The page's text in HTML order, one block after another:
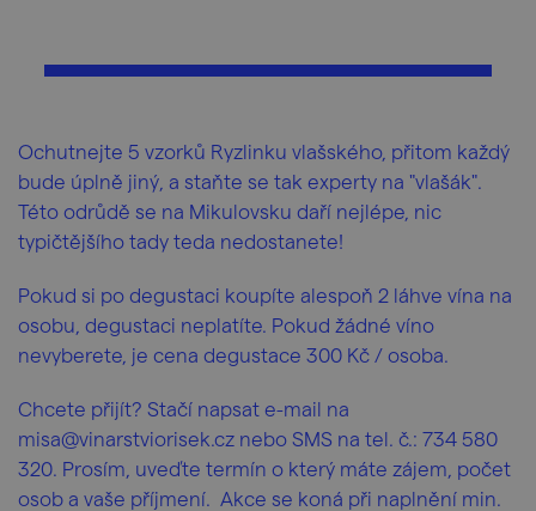
Ochutnejte 5 vzorků Ryzlinku vlašského, přitom každý
bude úplně jiný, a staňte se tak experty na "vlašák".
Této odrůdě se na Mikulovsku daří nejlépe, nic
typičtějšího tady teda nedostanete!
Pokud si po degustaci koupíte alespoň 2 láhve vína na
osobu, degustaci neplatíte. Pokud žádné víno
nevyberete, je cena degustace 300 Kč / osoba.
Chcete přijít? Stačí napsat e-mail na
misa@vinarstviorisek.cz nebo SMS na tel. č.: 734 580
320. Prosím, uveďte termín o který máte zájem, počet
osob a vaše příjmení. Akce se koná při naplnění min.